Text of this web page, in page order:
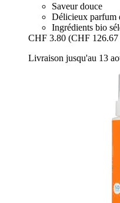
Saveur douce
Délicieux parfum
Ingrédients bio
CHF 3.80 (CHF
Livraison jusqu'au 13